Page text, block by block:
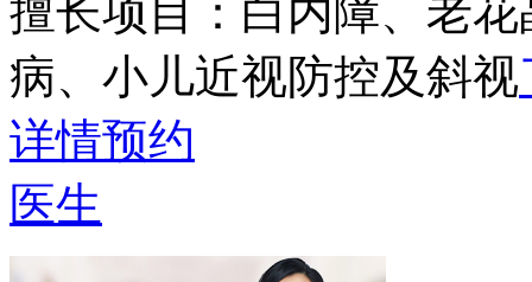
擅长项目： 白内障、老
病、小儿近视防控及斜视
详情预约
医生